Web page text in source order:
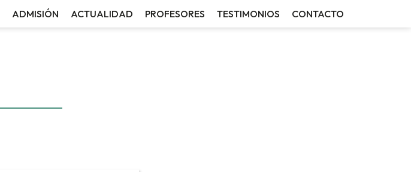
ADMISIÓN ACTUALIDAD PROFESORES TESTIMONIOS CONTACTO